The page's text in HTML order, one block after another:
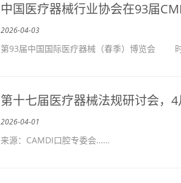
中国医疗器械行业协会在93届
2026-04-03
第93届中国国际医疗器械（春季）博览会
第十七届医疗器械法规研讨会，4
2026-04-01
来源：CAMDI口腔专委会……